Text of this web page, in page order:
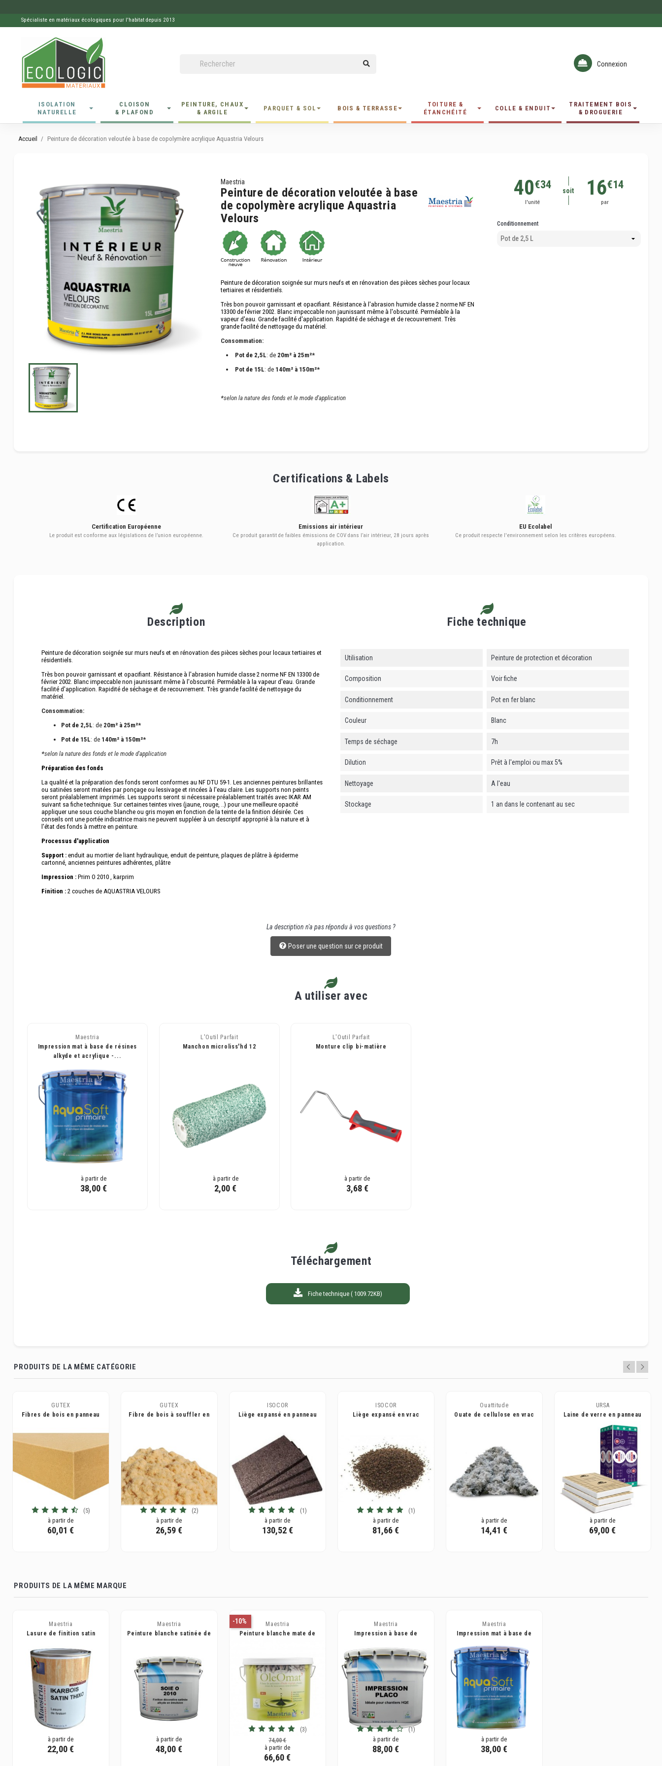
Spécialiste en matériaux écologiques pour l'habitat depuis 2013
Connexion
ISOLATION
NATURELLE
CLOISON
& PLAFOND
PEINTURE, CHAUX
& ARGILE
PARQUET & SOL BOIS & TERRASSE
TOITURE &
ÉTANCHÉITÉ
COLLE & ENDUIT
TRAITEMENT BOIS
& DROGUERIE
Accueil Peinture de décoration veloutée à base de copolymère acrylique Aquastria Velours
Maestria
Peinture de décoration veloutée à base
de copolymère acrylique Aquastria
Velours
Peinture de décoration soignée sur murs neufs et en rénovation des pièces sèches pour locaux
tertiaires et résidentiels.
Très bon pouvoir garnissant et opacifiant. Résistance à l'abrasion humide classe 2 norme NF EN
13300 de février 2002. Blanc impeccable non jaunissant même à l'obscurité. Perméable à la
vapeur d'eau. Grande facilité d'application. Rapidité de séchage et de recouvrement. Très
grande facilité de nettoyage du matériel.
Consommation:
Pot de 2,5L: de 20m² à 25m²*
Pot de 15L: de 140m² à 150m²*
*selon la nature des fonds et le mode d'application
soit
40€34
l'unité
16€14
par
Conditionnement
Certifications & Labels
Certification Européenne
Le produit est conforme aux législations de l’union européenne.
Emissions air intérieur
Ce produit garantit de faibles émissions de COV dans l’air intérieur, 28 jours après
application.
EU Ecolabel
Ce produit respecte l'environnement selon les critères européens.
Description
Peinture de décoration soignée sur murs neufs et en rénovation des pièces sèches pour locaux tertiaires et
résidentiels.
Très bon pouvoir garnissant et opacifiant. Résistance à l'abrasion humide classe 2 norme NF EN 13300 de
février 2002. Blanc impeccable non jaunissant même à l'obscurité. Perméable à la vapeur d'eau. Grande
facilité d'application. Rapidité de séchage et de recouvrement. Très grande facilité de nettoyage du
matériel.
Consommation:
Pot de 2,5L: de 20m² à 25m²*
Pot de 15L: de 140m² à 150m²*
*selon la nature des fonds et le mode d'application
Préparation des fonds
La qualité et la préparation des fonds seront conformes au NF DTU 59-1. Les anciennes peintures brillantes
ou satinées seront matées par ponçage ou lessivage et rincées à l'eau claire. Les supports non peints
seront préalablement imprimés. Les supports seront si nécessaire préalablement traités avec IKAR AM
suivant sa fiche technique. Sur certaines teintes vives (jaune, rouge, ..) pour une meilleure opacité
appliquer une sous couche blanche ou gris moyen en fonction de la teinte de la finition désirée. Ces
conseils ont une portée indicatrice mais ne peuvent suppléer à un descriptif approprié à la nature et à
l'état des fonds à mettre en peinture.
Processus d'application
Support :enduit au mortier de liant hydraulique, enduit de peinture, plaques de plâtre à épiderme
cartonné, anciennes peintures adhérentes, plâtre
Impression : Prim O 2010 , karprim
Finition : 2 couches de AQUASTRIA VELOURS
Fiche technique
Utilisation Peinture de protection et décoration
Composition Voir fiche
Conditionnement Pot en fer blanc
Couleur Blanc
Temps de séchage 7h
Dilution Prêt à l'emploi ou max 5%
Nettoyage A l'eau
Stockage 1 an dans le contenant au sec
La description n'a pas répondu à vos questions ?
Poser une question sur ce produit
A utiliser avec
Maestria
Impression mat à base de résines
alkyde et acrylique -...
à partir de
38,00 €
L'Outil Parfait
Manchon microliss'hd 12
à partir de
2,00 €
L'Outil Parfait
Monture clip bi-matière
à partir de
3,68 €
Téléchargement
Fiche technique ( 1009.72KB)
PRODUITS DE LA MÊME CATÉGORIE
GUTEX
Fibres de bois en panneau
à partir de
60,01 €
(5)
GUTEX
Fibre de bois à souffler en
à partir de
26,59 €
(2)
ISOCOR
Liège expansé en panneau
à partir de
130,52 €
(1)
ISOCOR
Liège expansé en vrac
à partir de
81,66 €
(1)
Ouattitude
Ouate de cellulose en vrac
à partir de
14,41 €
URSA
Laine de verre en panneau
isolant - 32PP/38PP
à partir de
69,00 €
PRODUITS DE LA MÊME MARQUE
Maestria
Lasure de finition satin
MAESTRIA
à partir de
22,00 €
Maestria
Peinture blanche satinée de
à partir de
48,00 €
Maestria
Peinture blanche mate de
74,00 €
à partir de
66,60 €
(3)
-10%
Maestria
Impression à base de
IMPRESSION PLACO
à partir de
88,00 €
(1)
Maestria
Impression mat à base de
-...
à partir de
38,00 €